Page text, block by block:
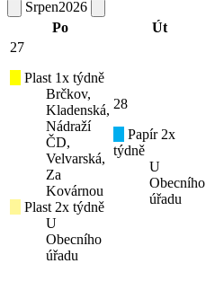
Srpen2026
Po
Út
27
Plast 1x týdně
Brčkov,
Kladenská,
Nádraží
ČD,
Velvarská,
Za
Kovárnou
Plast 2x týdně
U
Obecního
úřadu
28
Papír 2x
týdně
U
Obecního
úřadu